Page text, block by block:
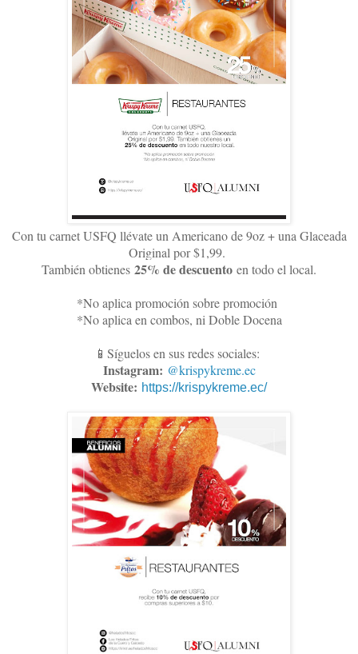
Con tu carnet USFQ llévate un Americano de 9oz + una Glaceada
Original por $1,99.
También obtienes 25% de descuento en todo el local.
*No aplica promoción sobre promoción
*No aplica en combos, ni Doble Docena
📱Síguelos en sus redes sociales:
Instagram: @krispykreme.ec
Website: https://krispykreme.ec/